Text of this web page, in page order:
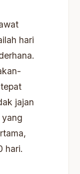
hari
jajan
yang
hari.